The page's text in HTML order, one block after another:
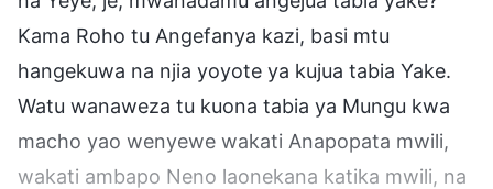
Kama Roho tu Angefanya kazi, basi mtu
hangekuwa na njia yoyote ya kujua tabia Yake.
Watu wanaweza tu kuona tabia ya Mungu kwa
macho yao wenyewe wakati Anapopata mwili,
wakati ambapo Neno laonekana katika mwili, na